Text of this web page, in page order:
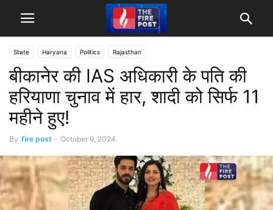
State Haryana Politics Rajasthan
बीकानेर की IAS अधिकारी के पति की
हरियाणा चुनाव में हार, शादी को सिर्फ 11
महीने हुए!
By fire post - October 9, 2024